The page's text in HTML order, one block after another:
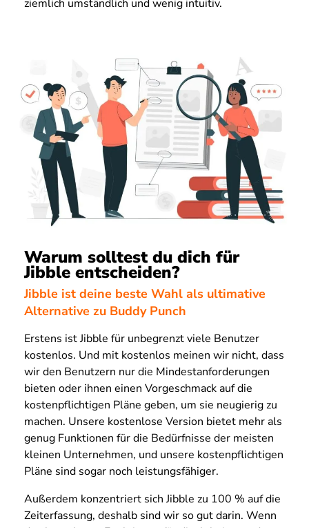
ziemlich umständlich und wenig intuitiv.
Warum solltest du dich für
Jibble entscheiden?
Jibble ist deine beste Wahl als ultimative
Alternative zu Buddy Punch
Erstens ist Jibble für unbegrenzt viele Benutzer
kostenlos. Und mit kostenlos meinen wir nicht, dass
wir den Benutzern nur die Mindestanforderungen
bieten oder ihnen einen Vorgeschmack auf die
kostenpflichtigen Pläne geben, um sie neugierig zu
machen. Unsere kostenlose Version bietet mehr als
genug Funktionen für die Bedürfnisse der meisten
kleinen Unternehmen, und unsere kostenpflichtigen
Pläne sind sogar noch leistungsfähiger.
Außerdem konzentriert sich Jibble zu 100 % auf die
Zeiterfassung, deshalb sind wir so gut darin. Wenn